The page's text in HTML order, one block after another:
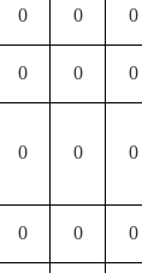
0 0 0
0 0 0
0 0 0
0 0 0